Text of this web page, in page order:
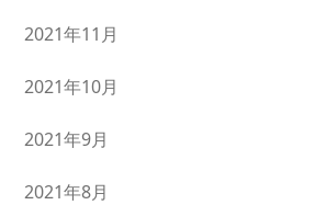
2021年11月
2021年10月
2021年9月
2021年8月